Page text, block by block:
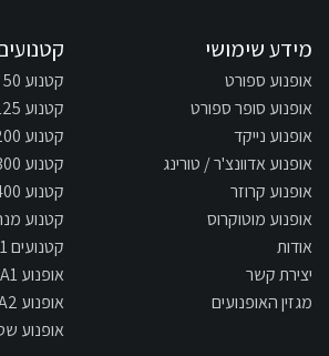
מידע שימושי
אופנוע ספורט
אופנוע סופר ספורט
אופנוע נייקד
אופנוע אדוונצ'ר / טורינג
אופנוע קרוזר
אופנוע מוטוקרוס
אודות
יצירת קשר
מגזין האופנועים
קטנוע 50 סמ"ק
קטנוע 125 סמ"ק
קטנוע 200 - 250 סמ"ק
קטנוע 300 - 350 סמ"ק
קטנוע 400 - 500 סמ"ק
קטנוע
קטנועים A1
אופנוע A1
אופנוע A2
אופנוע